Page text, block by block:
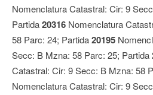
Nomenclatura Catastral: Cir: 9
Partida20316 Nomenclatura
58 Parc: 24; Partida20195
Secc: B Mzna: 58 Parc: 25; Partida
Catastral: Cir: 9 Secc: B Mzna: 58
Nomenclatura Catastral: Cir: 9